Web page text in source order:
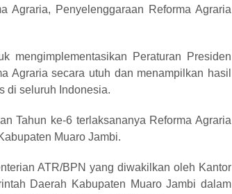
Agraria, Penyelenggaraan Reforma Agraria
mengimplementasikan Peraturan Presiden
Agraria secara utuh dan menampilkan hasil
di seluruh Indonesia.
Tahun ke-6 terlaksananya Reforma Agraria
Muaro Jambi.
ATR/BPN yang diwakilkan oleh Kantor
Daerah Kabupaten Muaro Jambi dalam